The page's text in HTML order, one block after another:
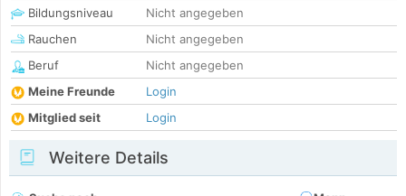
Bildungsniveau
Nicht angegeben
Rauchen
Nicht angegeben
Beruf
Nicht angegeben
Meine Freunde
Login
Mitglied seit
Login
Weitere Details